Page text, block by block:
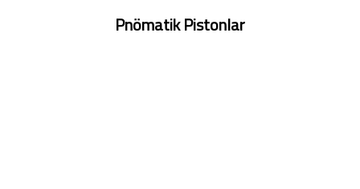
Pnömatik Pistonlar